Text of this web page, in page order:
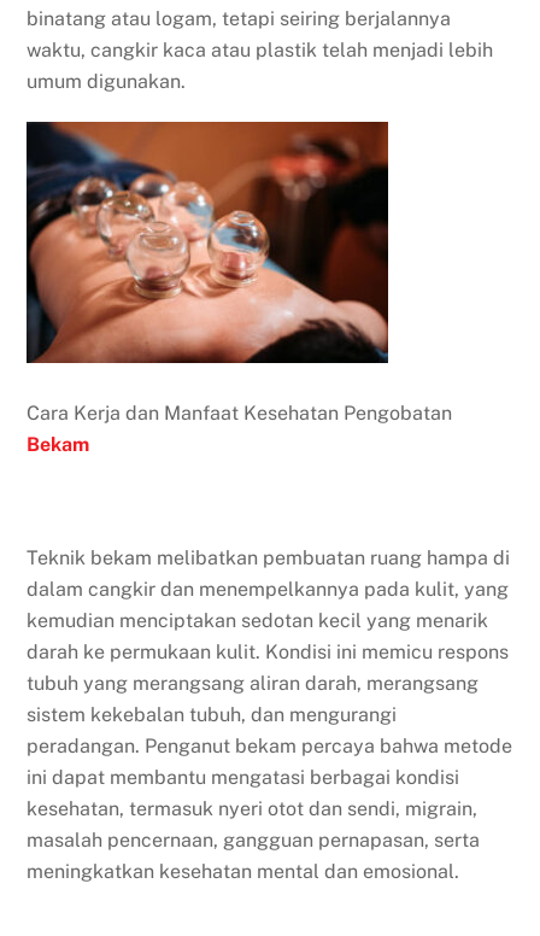
binatang atau logam, tetapi seiring berjalannya
waktu, cangkir kaca atau plastik telah menjadi lebih
umum digunakan.
Cara Kerja dan Manfaat Kesehatan Pengobatan
Bekam
Teknik bekam melibatkan pembuatan ruang hampa di
dalam cangkir dan menempelkannya pada kulit, yang
kemudian menciptakan sedotan kecil yang menarik
darah ke permukaan kulit. Kondisi ini memicu respons
tubuh yang merangsang aliran darah, merangsang
sistem kekebalan tubuh, dan mengurangi
peradangan. Penganut bekam percaya bahwa metode
ini dapat membantu mengatasi berbagai kondisi
kesehatan, termasuk nyeri otot dan sendi, migrain,
masalah pencernaan, gangguan pernapasan, serta
meningkatkan kesehatan mental dan emosional.